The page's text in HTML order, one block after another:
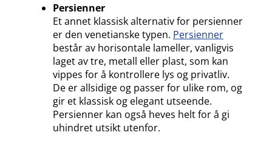
Persienner
Et annet klassisk alternativ for persienner
er den venetianske typen. Persienner
består av horisontale lameller, vanligvis
laget av tre, metall eller plast, som kan
vippes for å kontrollere lys og privatliv.
De er allsidige og passer for ulike rom, og
gir et klassisk og elegant utseende.
Persienner kan også heves helt for å gi
uhindret utsikt utenfor.